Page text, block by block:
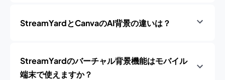
StreamYardとCanvaのAI背景の違いは？
StreamYardのバーチャル背景機能はモバイル
端末で使えますか？